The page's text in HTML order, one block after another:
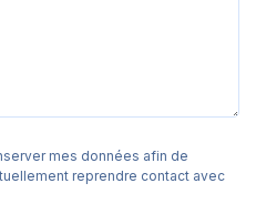
mes données afin de
reprendre contact avec